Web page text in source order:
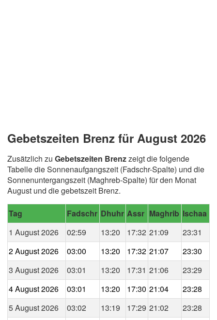
Gebetszeiten Brenz für August 2026
Zusätzlich zu Gebetszeiten Brenzzeigt die folgende
Tabelle die Sonnenaufgangszeit (Fadschr-Spalte) und die
Sonnenuntergangszeit (Maghreb-Spalte) für den Monat
August und die gebetszeit Brenz.
Tag Fadschr Dhuhr Assr Maghrib Ischaa
1 August 2026
02:59 13:20 17:32 21:09
23:31
2 August 2026
03:00 13:20 17:32 21:07
23:30
3 August 2026
03:01 13:20 17:31 21:06
23:29
4 August 2026
03:01 13:20 17:30 21:04
23:28
5 August 2026
03:02 13:19 17:29 21:02
23:28